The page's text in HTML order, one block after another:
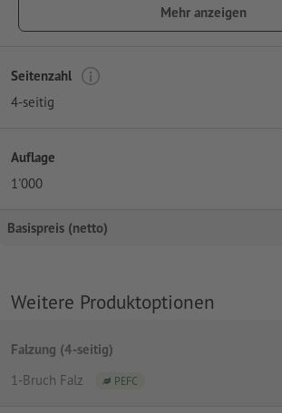
Mehr anzeigen
Seitenzahl
4-seitig
Auflage
1'000
Basispreis (netto)
Weitere Produktoptionen
Falzung (4-seitig)
1-Bruch Falz
PEFC